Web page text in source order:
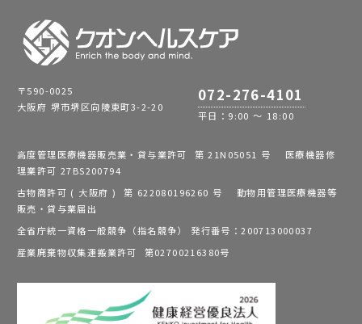
〒590-0025
大阪府 堺市堺区向陵東町3-2-20
072-276-4101
平日：9:00 ～ 18:00
高度管理医療機器販売業・貸与業許可 第 21N05051 号 医療機器修
理業許可 27BS200794
古物商許可 ( 大阪府 ) 第 622080196260 号 動物用管理医療機器等
販売・貸与業届出
全省庁統一資格一般競争（指名競争） 発行番号：200713000037
産業廃棄物収集運搬業許可 第02700216380号